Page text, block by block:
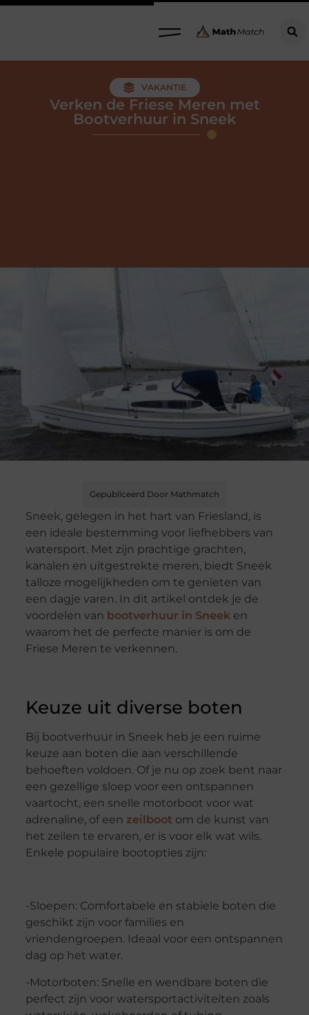
VAKANTIE
Verken de Friese Meren met
Bootverhuur in Sneek
Gepubliceerd Door Mathmatch
Sneek, gelegen in het hart van Friesland, is
een ideale bestemming voor liefhebbers van
watersport. Met zijn prachtige grachten,
kanalen en uitgestrekte meren, biedt Sneek
talloze mogelijkheden om te genieten van
een dagje varen. In dit artikel ontdek je de
voordelen van bootverhuur in Sneeken
waarom het de perfecte manier is om de
Friese Meren te verkennen.
Keuze uit diverse boten
Bij bootverhuur in Sneek heb je een ruime
keuze aan boten die aan verschillende
behoeften voldoen. Of je nu op zoek bent naar
een gezellige sloep voor een ontspannen
vaartocht, een snelle motorboot voor wat
adrenaline, of een zeilboot om de kunst van
het zeilen te ervaren, er is voor elk wat wils.
Enkele populaire bootopties zijn:
-Sloepen: Comfortabele en stabiele boten die
geschikt zijn voor families en
vriendengroepen. Ideaal voor een ontspannen
dag op het water.
-Motorboten: Snelle en wendbare boten die
perfect zijn voor watersportactiviteiten zoals